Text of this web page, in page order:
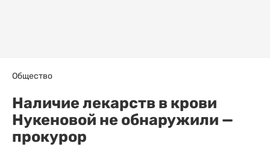
Общество
Наличие лекарств в крови
Нукеновой не обнаружили —
прокурор